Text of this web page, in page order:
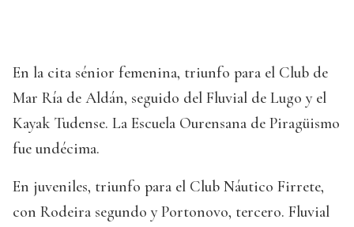
En la cita sénior femenina, triunfo para el Club de
Mar Ría de Aldán, seguido del Fluvial de Lugo y el
Kayak Tudense. La Escuela Ourensana de Piragüismo
fue undécima.
En juveniles, triunfo para el Club Náutico Firrete,
con Rodeira segundo y Portonovo, tercero. Fluvial